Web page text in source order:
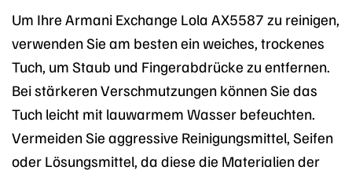
Um Ihre Armani Exchange Lola AX5587 zu reinigen,
verwenden Sie am besten ein weiches, trockenes
Tuch, um Staub und Fingerabdrücke zu entfernen.
Bei stärkeren Verschmutzungen können Sie das
Tuch leicht mit lauwarmem Wasser befeuchten.
Vermeiden Sie aggressive Reinigungsmittel, Seifen
oder Lösungsmittel, da diese die Materialien der